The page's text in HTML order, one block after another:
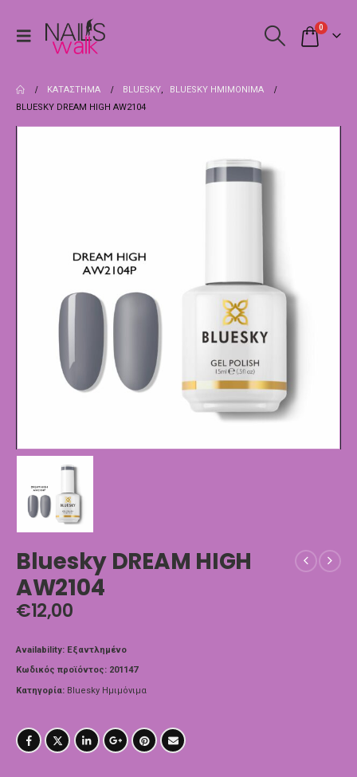
0
ΚΑΤΆΣΤΗΜΑ BLUESKY,
BLUESKY ΗΜΙΜΌΝΙΜΑ
BLUESKY DREAM HIGH AW2104
Bluesky DREAM HIGH
AW2104
€12,00
Availability: Εξαντλημένο
Κωδικός προϊόντος: 201147
Κατηγορία: Bluesky Ημιμόνιμα